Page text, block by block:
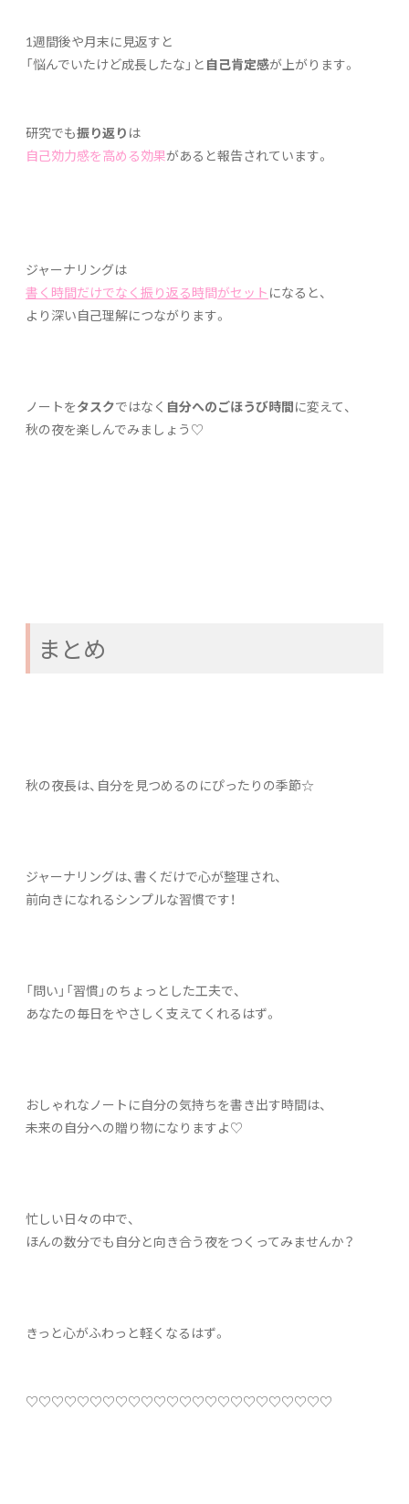
1週間後や月末に見返すと
「悩んでいたけど成長したな」と 自己肯定感が上がります。
研究でも振り返り は
自己効力感を高める効果があると報告されています。
ジャーナリングは
書く時間だけでなく振り返る時間がセット になると、
より深い自己理解につながります。
ノートをタスクではなく 自分へのごほうび時間に変えて、
秋の夜を楽しんでみましょう♡
まとめ
秋の夜長は、自分を見つめるのにぴったりの季節☆
ジャーナリングは、書くだけで心が整理され、
前向きになれるシンプルな習慣です！
「問い」「習慣」のちょっとした工夫で、
あなたの毎日をやさしく支えてくれるはず。
おしゃれなノートに自分の気持ちを書き出す時間は、
未来の自分への贈り物になりますよ♡
忙しい日々の中で、
ほんの数分でも自分と向き合う夜をつくってみませんか？
きっと心がふわっと軽くなるはず。
♡♡♡♡♡♡♡♡♡♡♡♡♡♡♡♡♡♡♡♡♡♡♡♡